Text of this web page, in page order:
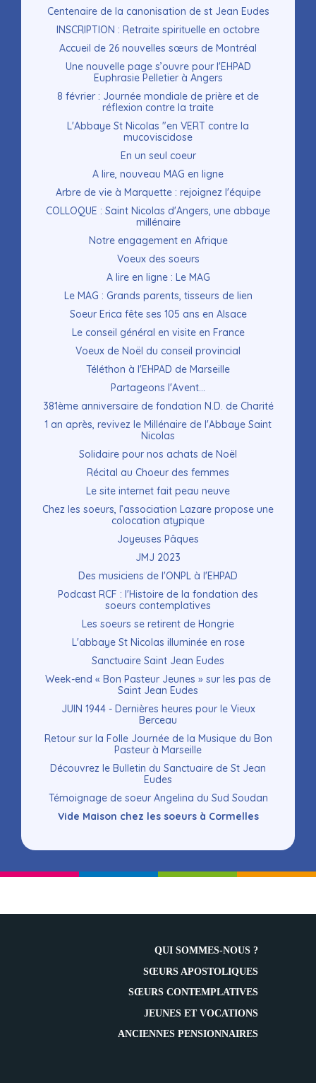
Centenaire de la canonisation de st Jean Eudes
INSCRIPTION : Retraite spirituelle en octobre
Accueil de 26 nouvelles sœurs de Montréal
Une nouvelle page s’ouvre pour l'EHPAD
Euphrasie Pelletier à Angers
8 février : Journée mondiale de prière et de
réflexion contre la traite
L'Abbaye St Nicolas "en VERT contre la
mucoviscidose
En un seul coeur
A lire, nouveau MAG en ligne
Arbre de vie à Marquette : rejoignez l'équipe
COLLOQUE : Saint Nicolas d'Angers, une abbaye
millénaire
Notre engagement en Afrique
Voeux des soeurs
A lire en ligne : Le MAG
Le MAG : Grands parents, tisseurs de lien
Soeur Erica fête ses 105 ans en Alsace
Le conseil général en visite en France
Voeux de Noël du conseil provincial
Téléthon à l'EHPAD de Marseille
Partageons l'Avent...
381ème anniversaire de fondation N.D. de Charité
1 an après, revivez le Millénaire de l'Abbaye Saint
Nicolas
Solidaire pour nos achats de Noël
Récital au Choeur des femmes
Le site internet fait peau neuve
Chez les soeurs, l’association Lazare propose une
colocation atypique
Joyeuses Pâques
JMJ 2023
Des musiciens de l'ONPL à l'EHPAD
Podcast RCF : l'Histoire de la fondation des
soeurs contemplatives
Les soeurs se retirent de Hongrie
L'abbaye St Nicolas illuminée en rose
Sanctuaire Saint Jean Eudes
Week-end « Bon Pasteur Jeunes » sur les pas de
Saint Jean Eudes
JUIN 1944 - Dernières heures pour le Vieux
Berceau
Retour sur la Folle Journée de la Musique du Bon
Pasteur à Marseille
Découvrez le Bulletin du Sanctuaire de St Jean
Eudes
Témoignage de soeur Angelina du Sud Soudan
Vide Maison chez les soeurs à Cormelles
QUI SOMMES-NOUS ?
SŒURS APOSTOLIQUES
SŒURS CONTEMPLATIVES
JEUNES ET VOCATIONS
ANCIENNES PENSIONNAIRES